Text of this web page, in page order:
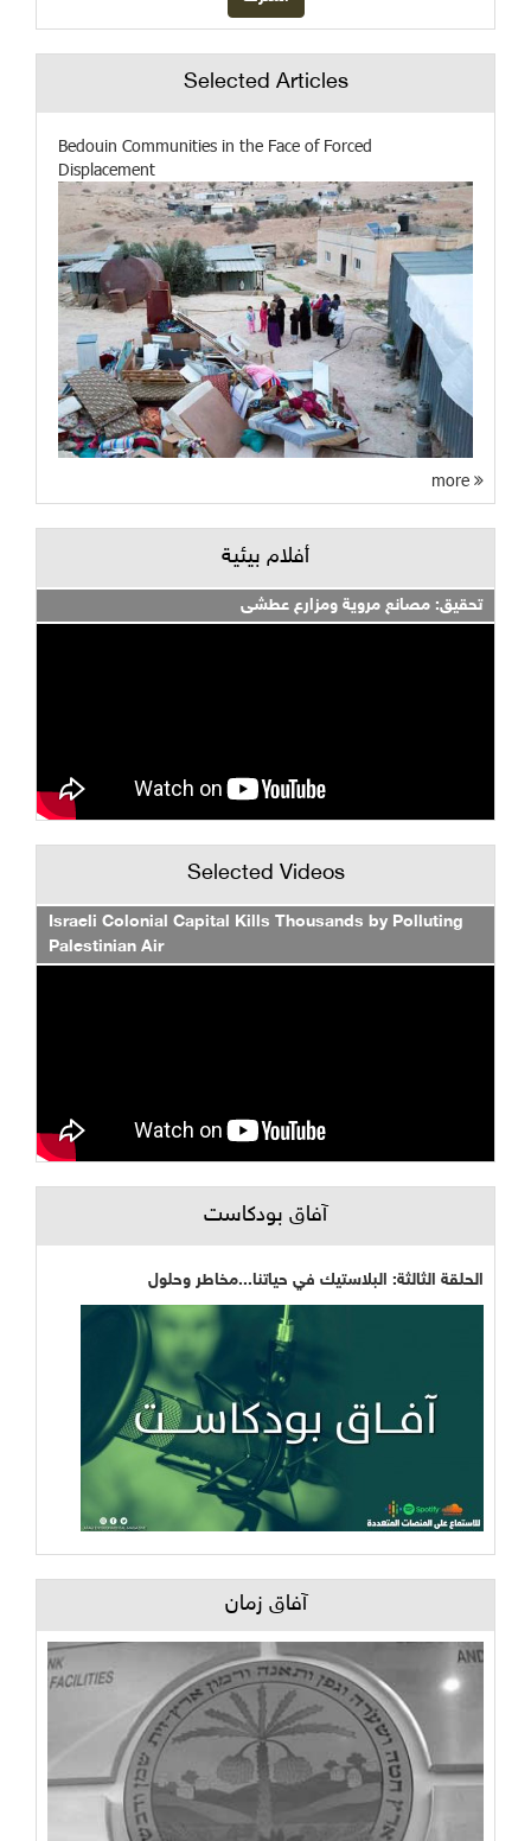
Selected Articles
Bedouin Communities in the Face of Forced
Displacement
أفلام بيئية
تحقيق: مصانع مروية ومزارع عطشى
Selected Videos
Israeli Colonial Capital Kills Thousands by Polluting
Palestinian Air
آفاق بودكاست
الحلقة الثالثة: البلاستيك في حياتنا...مخاطر وحلول
آفاق زمان